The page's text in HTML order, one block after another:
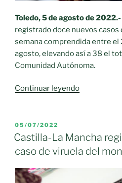
Toledo, 5 de agosto de 2022.-
registrado doce nuevos casos
semana comprendida entre el
agosto, elevando así a 38 el
Comunidad Autónoma.
Continuar leyendo«Castilla-
doce
nuevos
PUBLICADO
EL
05/07/2022
Castilla-La Mancha
caso de viruela del